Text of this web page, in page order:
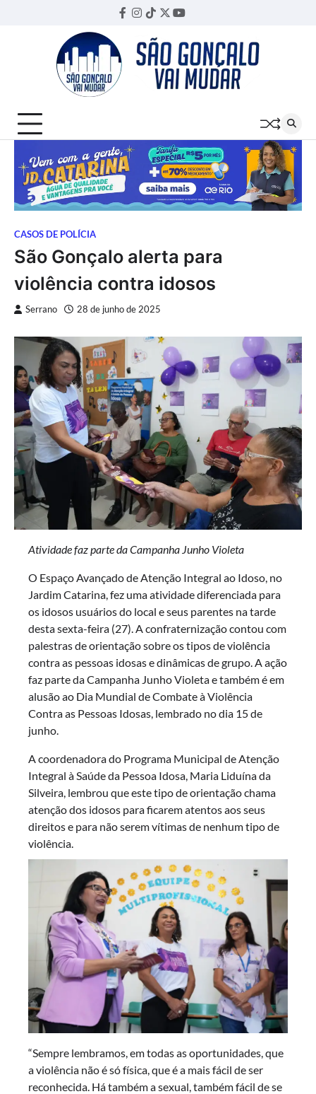
Facebook
Instagram
TikTok
TwitterYouTube
CASOS DE POLÍCIA
São Gonçalo alerta para
violência contra idosos
Serrano 28 de junho de 2025
Atividade faz parte da Campanha Junho Violeta
O Espaço Avançado de Atenção Integral ao Idoso, no
Jardim Catarina, fez uma atividade diferenciada para
os idosos usuários do local e seus parentes na tarde
desta sexta-feira (27). A confraternização contou com
palestras de orientação sobre os tipos de violência
contra as pessoas idosas e dinâmicas de grupo. A ação
faz parte da Campanha Junho Violeta e também é em
alusão ao Dia Mundial de Combate à Violência
Contra as Pessoas Idosas, lembrado no dia 15 de
junho.
A coordenadora do Programa Municipal de Atenção
Integral à Saúde da Pessoa Idosa, Maria Liduína da
Silveira, lembrou que este tipo de orientação chama
atenção dos idosos para ficarem atentos aos seus
direitos e para não serem vítimas de nenhum tipo de
violência.
“Sempre lembramos, em todas as oportunidades, que
a violência não é só física, que é a mais fácil de ser
reconhecida. Há também a sexual, também fácil de se